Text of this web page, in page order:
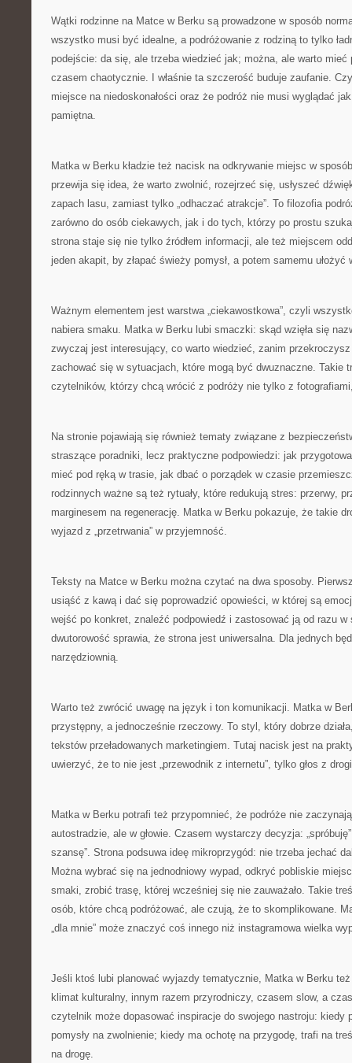
Wątki rodzinne na Matce w Berku są prowadzone w sposób
wszystko musi być idealne, a podróżowanie z rodziną to tylko
podejście: da się, ale trzeba wiedzieć jak; można, ale warto
czasem chaotycznie. I właśnie ta szczerość buduje zaufanie.
miejsce na niedoskonałości oraz że podróż nie musi wyglądać
pamiętna.
Matka w Berku kładzie też nacisk na odkrywanie miejsc w
przewija się idea, że warto zwolnić, rozejrzeć się, usłyszeć
zapach lasu, zamiast tylko „odhaczać atrakcje”. To filozofia
zarówno do osób ciekawych, jak i do tych, którzy po prostu
strona staje się nie tylko źródłem informacji, ale też miejscem
jeden akapit, by złapać świeży pomysł, a potem samemu ułożyć
Ważnym elementem jest warstwa „ciekawostkowa”, czyli
nabiera smaku. Matka w Berku lubi smaczki: skąd wzięła się
zwyczaj jest interesujący, co warto wiedzieć, zanim
zachować się w sytuacjach, które mogą być dwuznaczne. Takie
czytelników, którzy chcą wrócić z podróży nie tylko z
Na stronie pojawiają się również tematy związane z
straszące poradniki, lecz praktyczne podpowiedzi: jak
mieć pod ręką w trasie, jak dbać o porządek w czasie
rodzinnych ważne są też rytuały, które redukują stres: przerwy,
marginesem na regenerację. Matka w Berku pokazuje, że takie
wyjazd z „przetrwania” w przyjemność.
Teksty na Matce w Berku można czytać na dwa sposoby.
usiąść z kawą i dać się poprowadzić opowieści, w której są
wejść po konkret, znaleźć podpowiedź i zastosować ją od razu w
dwutorowość sprawia, że strona jest uniwersalna. Dla jednych
narzędziownią.
Warto też zwrócić uwagę na język i ton komunikacji. Matka w
przystępny, a jednocześnie rzeczowy. To styl, który dobrze
tekstów przeładowanych marketingiem. Tutaj nacisk jest na
uwierzyć, że to nie jest „przewodnik z internetu”, tylko głos z
Matka w Berku potrafi też przypomnieć, że podróże nie
autostradzie, ale w głowie. Czasem wystarczy decyzja:
szansę”. Strona podsuwa ideę mikroprzygód: nie trzeba jechać
Można wybrać się na jednodniowy wypad, odkryć pobliskie
smaki, zrobić trasę, której wcześniej się nie zauważało. Takie
osób, które chcą podróżować, ale czują, że to skomplikowane.
„dla mnie” może znaczyć coś innego niż instagramowa wielka
Jeśli ktoś lubi planować wyjazdy tematycznie, Matka w Berku
klimat kulturalny, innym razem przyrodniczy, czasem slow, a
czytelnik może dopasować inspiracje do swojego nastroju: kiedy
pomysły na zwolnienie; kiedy ma ochotę na przygodę, trafi na
na drogę.